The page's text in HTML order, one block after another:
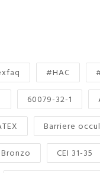
#HAC
60079-32-1
Barriere
Bronzo CEI 31-35